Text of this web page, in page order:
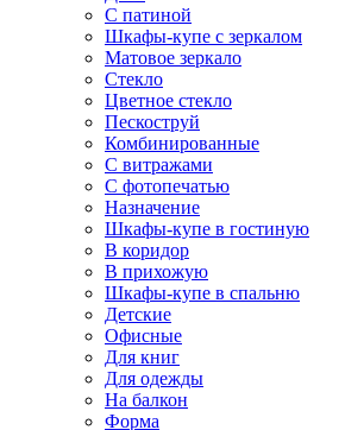
С патиной
Шкафы-купе с зеркалом
Матовое зеркало
Стекло
Цветное стекло
Пескоструй
Комбинированные
С витражами
С фотопечатью
Назначение
Шкафы-купе в гостиную
В коридор
В прихожую
Шкафы-купе в спальню
Детские
Офисные
Для книг
Для одежды
На балкон
Форма